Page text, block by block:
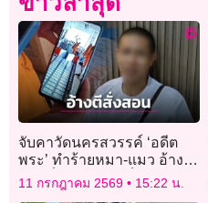
จับคาวัดนครสวรรค์ ‘อดีต
พระ’ ทำร้ายหมา-แมว อ้าง
แค่ตีสั่งสอน ‘วอชด็อก’ บุก
ช่วยทันควัน
11 กรกฎาคม 2569 15:22 น.